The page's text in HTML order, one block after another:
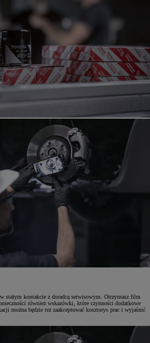
stałym kontakcie z doradcą serwisowym. Otrzymasz film
również wskazówki, które czynności dodatkowe
można będzie też zaakceptować kosztorys prac i wyjaśnić